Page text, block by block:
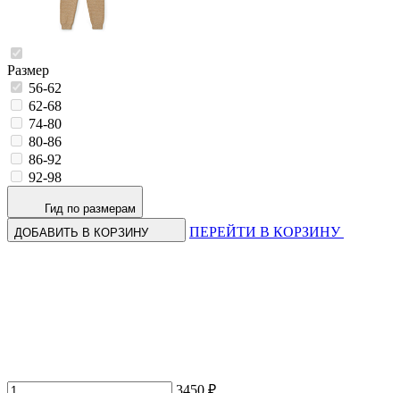
Размер
56-62
62-68
74-80
80-86
86-92
92-98
Гид по размерам
ДОБАВИТЬ В КОРЗИНУ
ПЕРЕЙТИ В КОРЗИНУ